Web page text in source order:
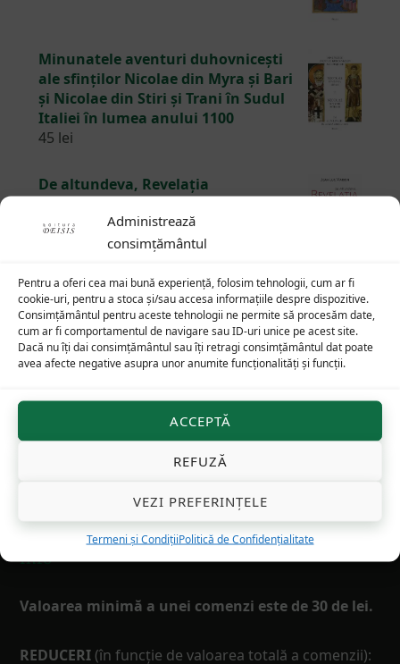
Administrează
consimțământul
Pentru a oferi cea mai bună experiență, folosim tehnologii, cum ar fi
cookie-uri, pentru a stoca și/sau accesa informațiile despre dispozitive.
Consimțământul pentru aceste tehnologii ne permite să procesăm date,
cum ar fi comportamentul de navigare sau ID-uri unice pe acest site.
Dacă nu îți dai consimțământul sau îți retragi consimțământul dat poate
avea afecte negative asupra unor anumite funcționalități și funcții.
ACCEPTĂ
REFUZĂ
VEZI PREFERINȚELE
Termeni și CondițiiPolitică de Confidențialitate
Minunatele aventuri duhovnicești
ale sfinților Nicolae din Myra și Bari
și Nicolae din Stiri și Trani în Sudul
Italiei în lumea anului 1100
45 lei
De altundeva, Revelația
Footer
Cuvântări arhid. Ioan Ică jr
Cuvântări ale arhid. Ioan Ică jr
pot fi găsite pe Youtube.com:
Editura Deisis
Info
Valoarea minimă a unei comenzi este de 30 de lei.
REDUCERI (în funcţie de valoarea totală a comenzii):